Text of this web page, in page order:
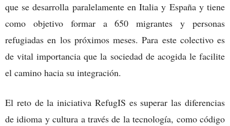
que se desarrolla paralelamente en Italia y España y tiene
como objetivo formar a 650 migrantes y personas
refugiadas en los próximos meses. Para este colectivo es
de vital importancia que la sociedad de acogida le facilite
el camino hacia su integración.
El reto de la iniciativa RefugIS es superar las diferencias
de idioma y cultura a través de la tecnología, como código